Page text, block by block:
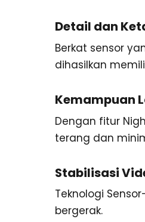
Detail dan
Berkat sensor
dihasilkan
Kemampuan
Dengan fitur
terang dan
Stabilisasi
Teknologi
bergerak.